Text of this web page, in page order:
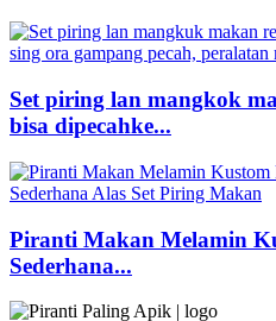
Set piring lan mangkok
bisa dipecahke...
Piranti Makan Melamin
Sederhana...